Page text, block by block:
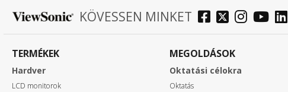
KÖVESSEN MINKET
TERMÉKEK
Hardver
LCD monitorok
MEGOLDÁSOK
Oktatási célokra
Oktatás